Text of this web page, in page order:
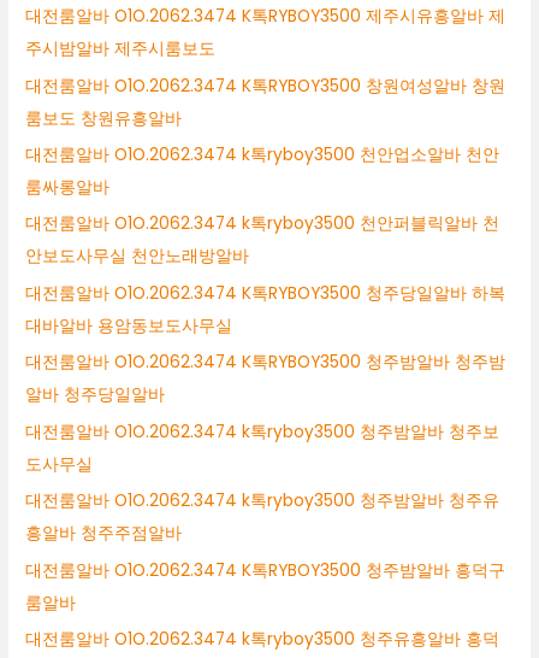
대전룸알바 O1O.2062.3474 K톡RYBOY3500 제주시유흥알바 제
주시밤알바 제주시룸보도
대전룸알바 O1O.2062.3474 K톡RYBOY3500 창원여성알바 창원
룸보도 창원유흥알바
대전룸알바 O1O.2062.3474 k톡ryboy3500 천안업소알바 천안
룸싸롱알바
대전룸알바 O1O.2062.3474 k톡ryboy3500 천안퍼블릭알바 천
안보도사무실 천안노래방알바
대전룸알바 O1O.2062.3474 K톡RYBOY3500 청주당일알바 하복
대바알바 용암동보도사무실
대전룸알바 O1O.2062.3474 K톡RYBOY3500 청주밤알바 청주밤
알바 청주당일알바
대전룸알바 O1O.2062.3474 k톡ryboy3500 청주밤알바 청주보
도사무실
대전룸알바 O1O.2062.3474 k톡ryboy3500 청주밤알바 청주유
흥알바 청주주점알바
대전룸알바 O1O.2062.3474 K톡RYBOY3500 청주밤알바 흥덕구
룸알바
대전룸알바 O1O.2062.3474 k톡ryboy3500 청주유흥알바 흥덕